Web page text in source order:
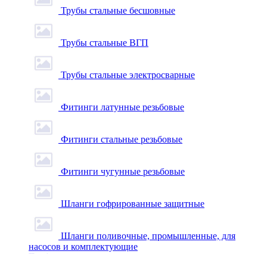
Трубы стальные бесшовные
Трубы стальные ВГП
Трубы стальные электросварные
Фитинги латунные резьбовые
Фитинги стальные резьбовые
Фитинги чугунные резьбовые
Шланги гофрированные защитные
Шланги поливочные, промышленные, для
насосов и комплектующие